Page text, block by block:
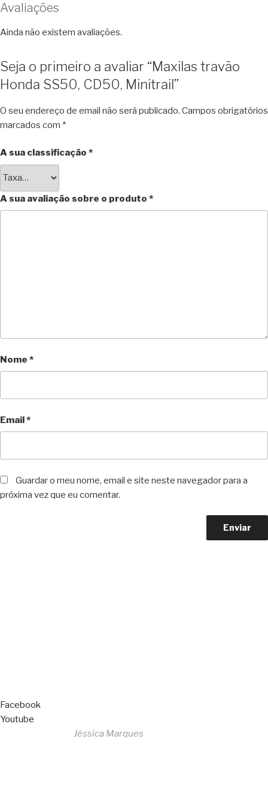
Avaliações
Ainda não existem avaliações.
Seja o primeiro a avaliar “Maxilas travão
Honda SS50, CD50, Minitrail”
O seu endereço de email não será publicado. Campos obrigatórios
marcados com *
A sua classificação *
A sua avaliação sobre o produto *
Nome *
Email*
Guardar o meu nome, email e site neste navegador para a
próxima vez que eu comentar.
Facebook
Youtube
Jéssica Marques